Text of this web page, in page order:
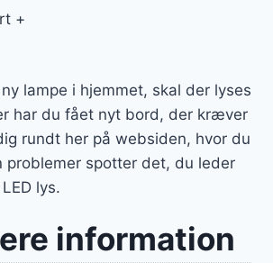
+
lampe i hjemmet, skal der lyses
har du fået nyt bord, der kræver
rundt her på websiden, hvor du
problemer spotter det, du leder
lys.
information